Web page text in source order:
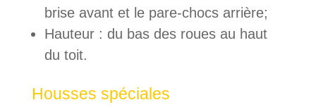
brise avant et le pare-chocs arrière;
Hauteur : du bas des roues au haut
du toit.
Housses spéciales